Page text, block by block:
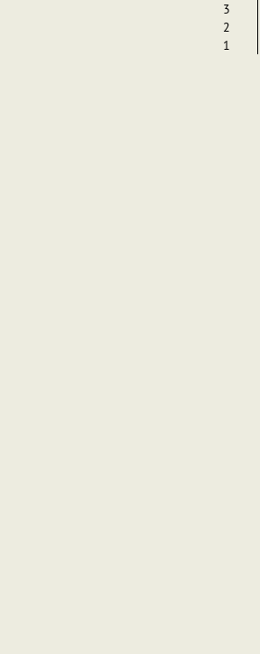
3
2
1